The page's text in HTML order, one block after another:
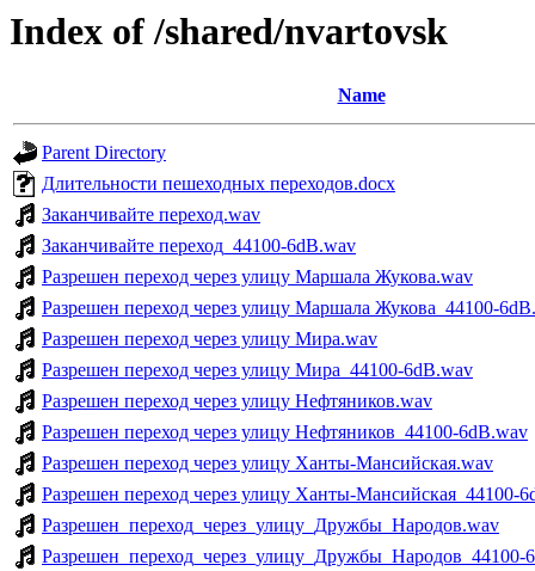
Index of /shared/nvartovsk
Name
Parent Directory
Длительности пешеходных переходов.docx
Заканчивайте переход.wav
Заканчивайте переход_44100-6dB.wav
Разрешен переход через улицу Маршала Жукова.wav
Разрешен переход через улицу Маршала Жукова_44100-
Разрешен переход через улицу Мира.wav
Разрешен переход через улицу Мира_44100-6dB.wav
Разрешен переход через улицу Нефтяников.wav
Разрешен переход через улицу Нефтяников_44100-6dB.wav
Разрешен переход через улицу Ханты-Мансийская.wav
Разрешен переход через улицу Ханты-Мансийская_44100-
Разрешен_переход_через_улицу_Дружбы_Народов.wav
Разрешен_переход_через_улицу_Дружбы_Народов_44100-